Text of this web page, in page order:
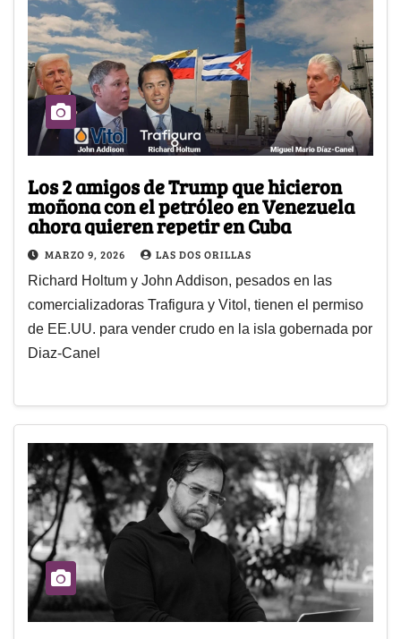
Los 2 amigos de Trump que hicieron
moñona con el petróleo en Venezuela
ahora quieren repetir en Cuba
MARZO 9, 2026 LAS DOS ORILLAS
Richard Holtum y John Addison, pesados en las
comercializadoras Trafigura y Vitol, tienen el permiso
de EE.UU. para vender crudo en la isla gobernada por
Diaz-Canel